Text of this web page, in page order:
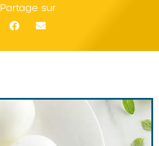
Partage sur